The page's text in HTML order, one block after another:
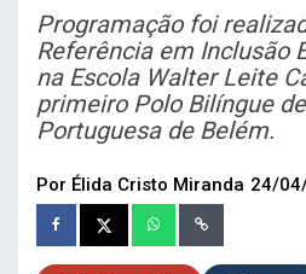
Programação foi
Referência em Inclusão
na Escola Walter Leite
primeiro Polo Bilíngue
Portuguesa de Belém.
Por Élida Cristo Miranda 24/